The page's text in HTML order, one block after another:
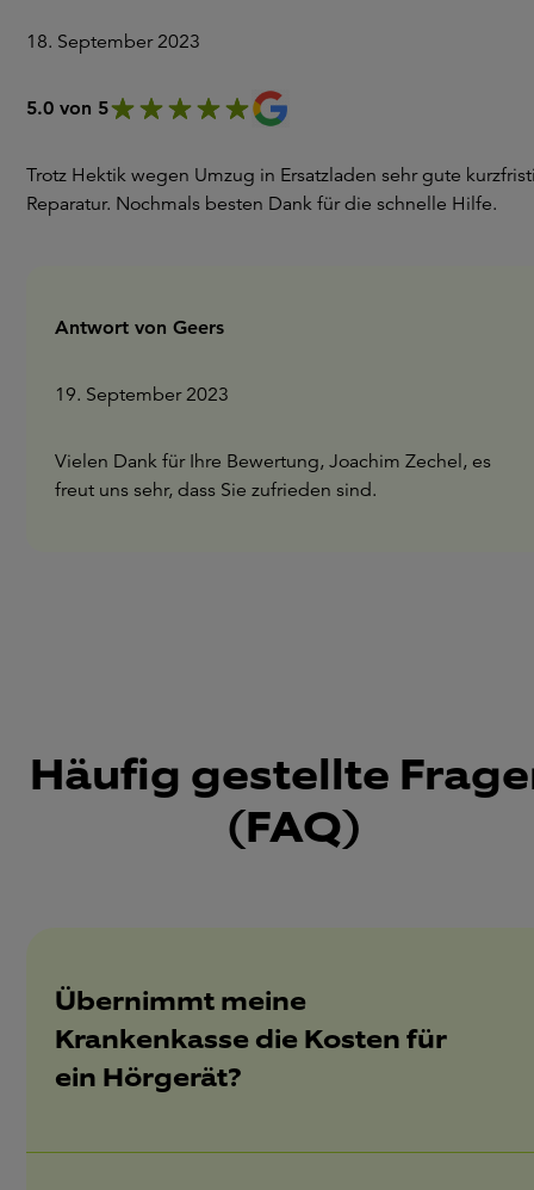
18. September 2023
5.0 von 5
Trotz Hektik wegen Umzug in Ersatzladen sehr gute
Reparatur. Nochmals besten Dank für die schnelle Hilfe.
Antwort von Geers
19. September 2023
Vielen Dank für Ihre Bewertung, Joachim Zechel, es
freut uns sehr, dass Sie zufrieden sind.
Häufig gestellte
(FAQ)
Übernimmt meine
Krankenkasse die Kosten für
ein Hörgerät?